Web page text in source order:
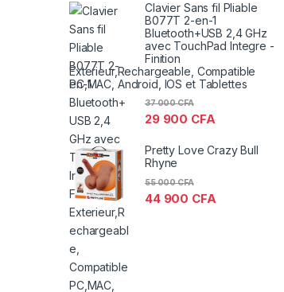
Clavier Sans fil Pliable
B077T 2-en-1
Bluetooth+USB 2,4 GHz
avec TouchPad Integre -
Finition
Exterieur,Rechargeable, Compatible
PC,MAC, Android, IOS et Tablettes
29 900 CFA
37 000CFA
Pretty Love Crazy Bull
Rhyne
44 900 CFA
55 000CFA